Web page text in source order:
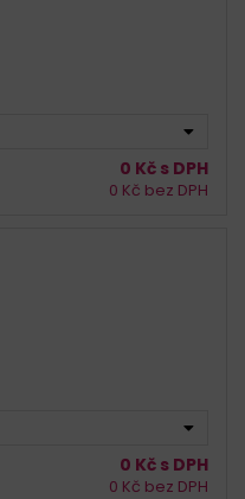
0 Kč s DPH
0 Kč bez DPH
0 Kč s DPH
0 Kč bez DPH